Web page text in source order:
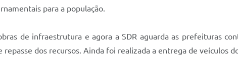
para a população.
de infraestrutura e agora a SDR aguarda as prefeituras
dos recursos. Ainda foi realizada a entrega de veículos